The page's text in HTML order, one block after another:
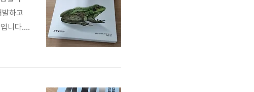
하고
니다.AI
은 수